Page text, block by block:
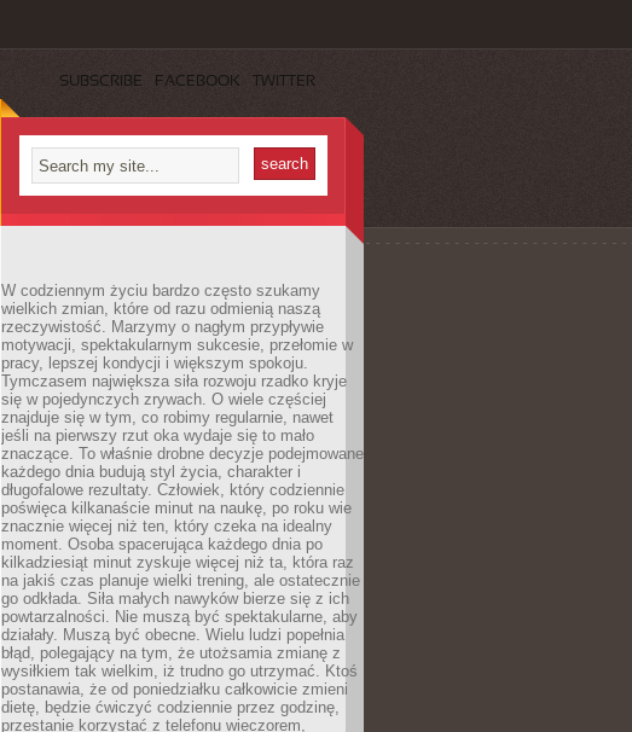
SUBSCRIBE FACEBOOK TWITTER
W codziennym życiu bardzo często szukamy
wielkich zmian, które od razu odmienią naszą
rzeczywistość. Marzymy o nagłym przypływie
motywacji, spektakularnym sukcesie, przełomie w
pracy, lepszej kondycji i większym spokoju.
Tymczasem największa siła rozwoju rzadko kryje
się w pojedynczych zrywach. O wiele częściej
znajduje się w tym, co robimy regularnie, nawet
jeśli na pierwszy rzut oka wydaje się to mało
znaczące. To właśnie drobne decyzje podejmowane
każdego dnia budują styl życia, charakter i
długofalowe rezultaty. Człowiek, który codziennie
poświęca kilkanaście minut na naukę, po roku wie
znacznie więcej niż ten, który czeka na idealny
moment. Osoba spacerująca każdego dnia po
kilkadziesiąt minut zyskuje więcej niż ta, która raz
na jakiś czas planuje wielki trening, ale ostatecznie
go odkłada. Siła małych nawyków bierze się z ich
powtarzalności. Nie muszą być spektakularne, aby
działały. Muszą być obecne. Wielu ludzi popełnia
błąd, polegający na tym, że utożsamia zmianę z
wysiłkiem tak wielkim, iż trudno go utrzymać. Ktoś
postanawia, że od poniedziałku całkowicie zmieni
dietę, będzie ćwiczyć codziennie przez godzinę,
przestanie korzystać z telefonu wieczorem,